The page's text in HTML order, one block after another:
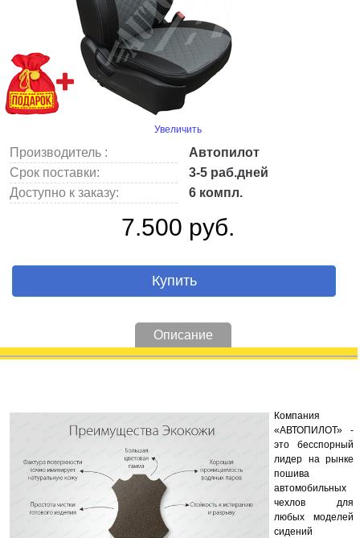
Увеличить
Производитель :
Автопилот
Срок поставки:
3-5 раб.дней
Доступно к заказу:
6 компл.
7.500 руб.
Купить
Описание
Компания
«АВТОПИЛОТ» -
это бесспорный
лидер на рынке
пошива
автомобильных
чехлов для
любых моделей
сидений